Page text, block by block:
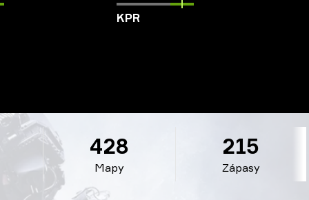
KPR
Mapy
428
Zápasy
215